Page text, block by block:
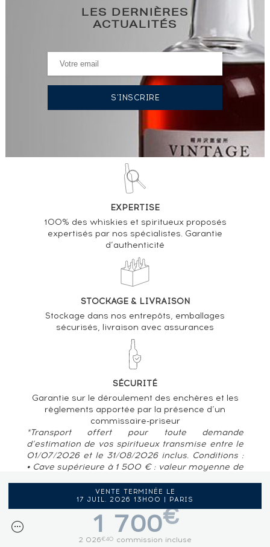
VENTE TERMINÉE LE
17 JUIL. 2026 13H00 | PARIS
1 700€
2 026€40 commission incluse
LES DERNIÈRES
ACTUALITÉS
EXPERTISE
100% des whiskies et spiritueux proposés
expertisés par nos spécialistes. Garantie
d’authenticité
STOCKAGE & LIVRAISON
Stockage dans nos entrepôts, emballages
sécurisés, livraison avec assurances
SÉCURITÉ
Garantie sur le déroulement des enchères et les
règlements apportée par la présence d’un
commissaire-priseur
*Transport offert pour toute demande
d’estimation de vos spiritueux transmise entre le
01/07/2026 et le 31/08/2026 inclus. Conditions :
• Cave supérieure à 1 500 € : valeur moyenne de
France métropolitaine, Belgique, Luxembourg